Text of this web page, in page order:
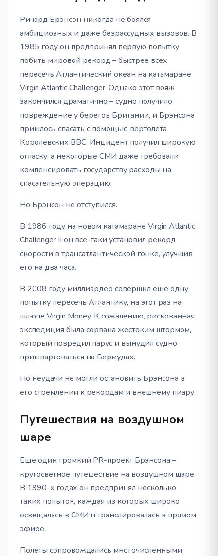
Ричард Брэнсон никогда не боялся
амбициозных и даже безрассудных вызовов. В
1985 году он предпринял первую попытку
побить мировой рекорд – быстрее всех
пересечь Атлантический океан на катамаране
Virgin Atlantic Challenger. Однако этот вояж
закончился драматично – судно получило
повреждение у берегов Британии, и Брэнсона
пришлось спасать с помощью вертолета
Королевских ВВС. Инцидент получил широкую
огласку, а некоторые СМИ даже требовали
компенсировать государству расходы на
спасательную операцию.
Но Брэнсон не отступился.
В 1986 году на новом катамаране Virgin Atlantic
Challenger II он все-таки установил рекорд
скорости в трансатлантической гонке, улучшив
его на два часа.
В 2008 году миллиардер совершил еще одну
попытку пересечь Атлантику, на этот раз на
шлюпе Virgin Money. К сожалению, рискованная
экспедиция была сорвана жестоким штормом,
который повредил парус и вынудил судно
пришвартоваться на Бермудах.
Но неудачи не могли остановить Брэнсона в
его стремлении к рекордам и внешнему пиару.
Путешествия на воздушном
шаре
Еще один громкий PR-проект Брэнсона –
кругосветное путешествие на воздушном шаре.
В 1990-х годах он предпринял несколько
таких попыток, каждая из которых широко
освещалась в СМИ и транслировалась в прямом
эфире.
Полеты сопровождались многочисленными